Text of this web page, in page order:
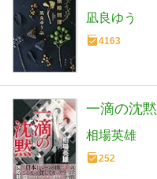
凪良ゆう
4163
一滴の沈黙
相場英雄
252